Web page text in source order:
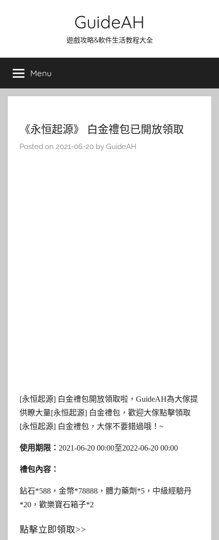
GuideAH
遊戲攻略&軟件生活教程大全
Menu
《永恒起源》 白金禮包已開放領取
Posted on 2021-06-20 by GuideAH
[永恒起源] 白金禮包開放領取啦，GuideAH為大傢提
供瞭大量[永恒起源] 白金禮包，歡迎大傢點擊領取
[永恒起源] 白金禮包，大傢不要錯過哦！~
使用期限： 2021-06-20 00:00至2022-06-20 00:00
禮包內容：
鉆石*588，金幣*78888，體力藥劑*5，中級經驗丹
*20，歡樂寶石箱子*2
點擊立即領取>>